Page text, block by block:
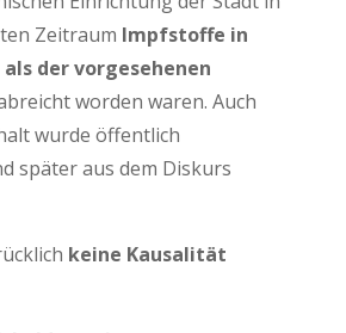
Zeitraum Impfstoffe in
der vorgesehenen
worden waren. Auch
wurde öffentlich
später aus dem Diskurs
keine Kausalität